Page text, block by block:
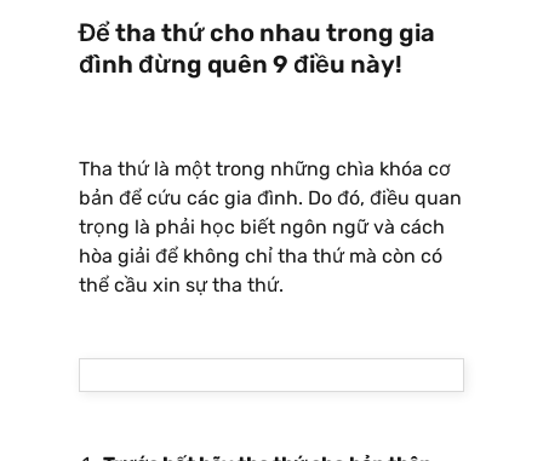
Để tha thứ cho nhau trong gia
đình đừng quên 9 điều này!
Tha thứ là một trong những chìa khóa cơ
bản để cứu các gia đình. Do đó, điều quan
trọng là phải học biết ngôn ngữ và cách
hòa giải để không chỉ tha thứ mà còn có
thể cầu xin sự tha thứ.